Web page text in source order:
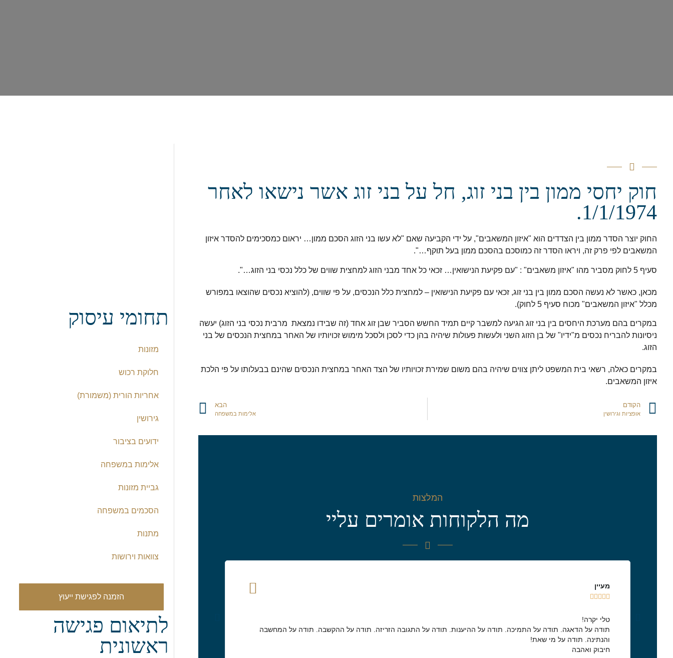
חוק יחסי ממון בין בני זוג, חל על בני זוג אשר נישאו לאחר
1/1/1974.
החוק יוצר הסדר ממון בין הצדדים הוא "איזון המשאבים", על ידי הקביעה שאם "לא עשו בני הזוג הסכם ממון… יראום כמסכימים להסדר איזון
המשאבים לפי פרק זה, ויראו הסדר זה כמוסכם בהסכם ממון בעל תוקף…".
סעיף 5 לחוק מסביר מהו "איזון משאבים" : "עם פקיעת הנישואין… זכאי כל אחד מבני הזוג למחצית שווים של כלל נכסי בני הזוג…".
מכאן, כאשר לא נעשה הסכם ממון בין בני זוג, זכאי עם פקיעת הנישואין – למחצית כלל הנכסים, על פי שווים, (להוציא נכסים שהוצאו במפורש
מכלל "איזון המשאבים" מכוח סעיף 5 לחוק).
במקרים בהם מערכת היחסים בין בני זוג הגיעה למשבר קיים תמיד החשש הסביר שבן זוג אחד (זה שבידו נמצאת מרבית נכסי בני הזוג) יעשה
ניסיונות להבריח נכסים מ"ידיו" של בן הזוג השני ולעשות פעולות שיהיה בהן כדי לסכן ולסכל מימוש זכויותיו של האחר במחצית הנכסים של בני
הזוג.
במקרים כאלה, רשאי בית המשפט ליתן צווים שיהיה בהם משום שמירת זכויותיו של הצד האחר במחצית הנכסים שהינם בבעלותו על פי הלכת
איזון המשאבים.
הקודם
אופציות וגירושין
הבא
אלימות במשפחה
המלצות
מה הלקוחות אומרים עליי
מעיין





טלי יקרה!
תודה על הדאגה. תודה על התמיכה. תודה על ההיענות. תודה על התגובה הזריזה. תודה על ההקשבה. תודה על המחשבה
והנתינה. תודה על מי שאת!
חיבוק ואהבה
לכבוד רויטל אבידן היקרה!
אמיצה ומוכשרת בטרוף.
לכן שלחתי לך משהו ממני למשרד בהמון הערצה והערכה. מוסרת
תחומי עיסוק
מזונות
חלוקת רכוש
אחריות הורית (משמורת)
גירושין
ידועים בציבור
אלימות במשפחה
גביית מזונות
הסכמים במשפחה
מתנות
צוואות וירושות
הזמנה לפגישת ייעוץ
לתיאום פגישה
ראשונית